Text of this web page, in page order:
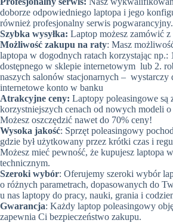
doborze odpowiedniego laptopa i jego
również profesjonalny serwis pogwarancyjny.
Szybka wysyłka: Laptop możesz zamówić
Możliwość zakupu na raty: Masz
laptopa w dogodnych ratach korzystając np.:
dostępnego w sklepie internetowym lub 2.
naszych salonów stacjonarnych – wystarczy
internetowe konto w banku
Atrakcyjne ceny: Laptopy poleasingowe są
korzystniejszych cenach od nowych modeli
Możesz oszczędzić nawet do 70% ceny!
Wysoka jakość: Sprzęt poleasingowy
gdzie był użytkowany przez krótki czas i
Możesz mieć pewność, że kupujesz laptopa
technicznym.
Szeroki wybór: Oferujemy szeroki wybór
o różnych parametrach, dopasowanych do
u nas laptopy do pracy, nauki, grania i
Gwarancja: Każdy laptop poleasingowy
zapewnia Ci bezpieczeństwo zakupu.